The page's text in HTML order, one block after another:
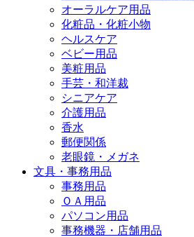
オーラルケア用品
化粧品・化粧小物
ヘルスケア
ベビー用品
美粧用品
手芸・和洋裁
シニアケア
介護用品
香水
郵便関係
老眼鏡・メガネ
文具・事務用品
事務用品
ＯＡ用品
パソコン用品
事務機器・店舗用品